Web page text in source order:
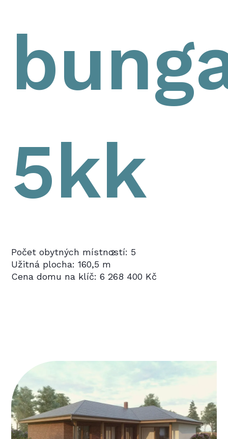
5kk
Počet obytných místností: 5
Užitná plocha: 160,5 m
2
Cena domu na klíč: 6 268 400 Kč